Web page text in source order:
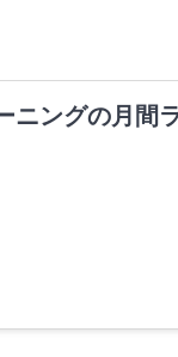
ニングの月間